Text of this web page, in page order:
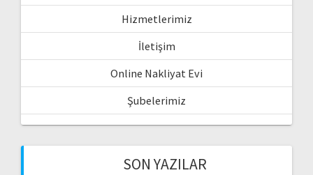
Hizmetlerimiz
İletişim
Online Nakliyat Evi
Şubelerimiz
SON YAZILAR